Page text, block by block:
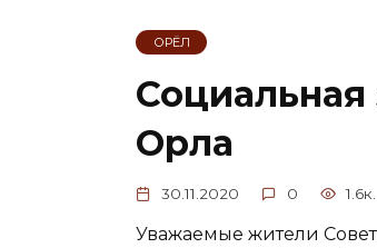
ОРЁЛ
Социальная
Орла
30.11.2020 0 1.6к.
Уважаемые жители